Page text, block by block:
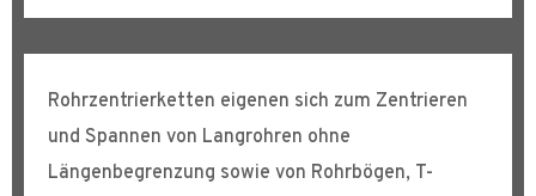
Rohrzentrierketten eigenen sich zum Zentrieren
und Spannen von Langrohren ohne
Längenbegrenzung sowie von Rohrbögen, T-